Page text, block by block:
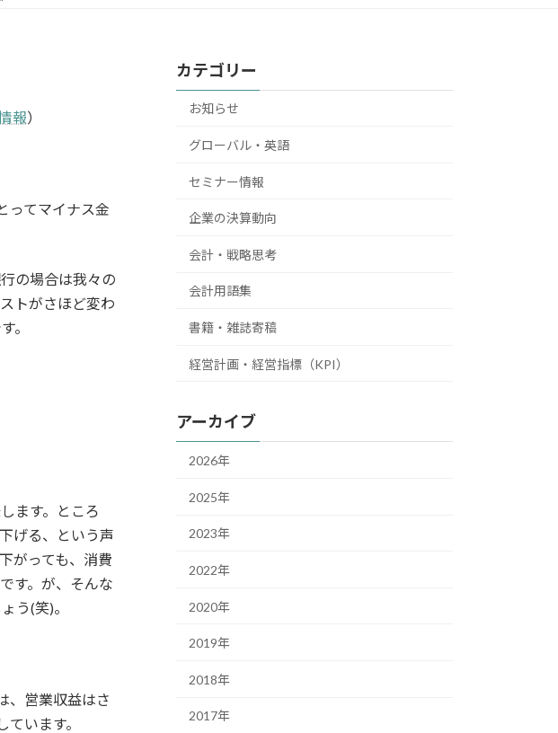
報）
ってマイナス金
の場合は我々の
トがさほど変わ
。
ます。ところ
げる、という声
がっても、消費
す。が、そんな
う(笑)。
、営業収益はさ
います。
カテゴリー
お知らせ
グローバル・英語
セミナー情報
企業の決算動向
会計・戦略思考
会計用語集
書籍・雑誌寄稿
経営計画・経営指標（KPI）
アーカイブ
2026年
2025年
2023年
2022年
2020年
2019年
2018年
2017年